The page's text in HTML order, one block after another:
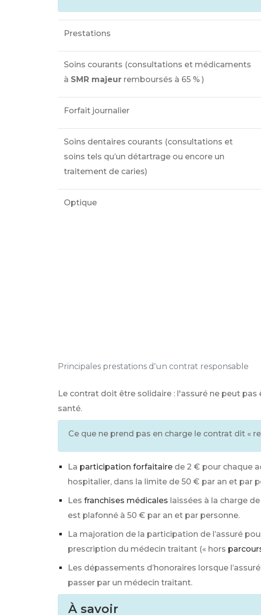
Principales prestations d'un contrat responsable
Prestations
Soins courants (consultations et médicaments
à SMR majeur remboursés à 65 % )
Forfait journalier
Soins dentaires courants (consultations et
soins tels qu’un détartrage ou encore un
traitement de caries)
Optique
Le contrat doit être solidaire : l'assuré ne peut
santé.
Ce que ne prend pas en charge le contrat dit «
La participation forfaitaire de 2 € pour chaque
hospitalier, dans la limite de 50 € par an et par
Les franchises médicales laissées à la charge
est plafonné à 50 € par an et par personne.
La majoration de la participation de l’assuré
prescription du médecin traitant (« hors
Les dépassements d’honoraires lorsque
passer par un médecin traitant.
À savoir